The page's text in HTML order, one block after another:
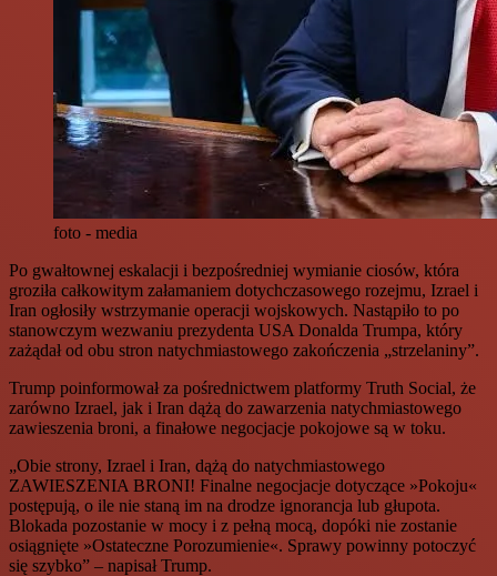
foto - media
Po gwałtownej eskalacji i bezpośredniej wymianie ciosów, która
groziła całkowitym załamaniem dotychczasowego rozejmu, Izrael i
Iran ogłosiły wstrzymanie operacji wojskowych. Nastąpiło to po
stanowczym wezwaniu prezydenta USA Donalda Trumpa, który
zażądał od obu stron natychmiastowego zakończenia „strzelaniny”.
Trump poinformował za pośrednictwem platformy Truth Social, że
zarówno Izrael, jak i Iran dążą do zawarzenia natychmiastowego
zawieszenia broni, a finałowe negocjacje pokojowe są w toku.
„Obie strony, Izrael i Iran, dążą do natychmiastowego
ZAWIESZENIA BRONI! Finalne negocjacje dotyczące »Pokoju«
postępują, o ile nie staną im na drodze ignorancja lub głupota.
Blokada pozostanie w mocy i z pełną mocą, dopóki nie zostanie
osiągnięte »Ostateczne Porozumienie«. Sprawy powinny potoczyć
się szybko” – napisał Trump.